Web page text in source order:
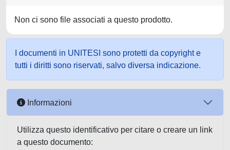
Non ci sono file associati a questo prodotto.
I documenti in UNITESI sono protetti da copyright e
tutti i diritti sono riservati, salvo diversa indicazione.
Informazioni
Utilizza questo identificativo per citare o creare un link
a questo documento: